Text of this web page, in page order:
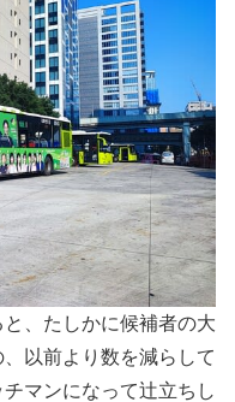
、たしかに候補者の大
以前より数を減らして
マンになって辻立ちし